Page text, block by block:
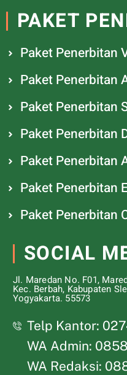
PAKET
Paket Penerbitan
Paket Penerbitan
Paket Penerbitan
Paket Penerbitan
Paket Penerbitan
Paket Penerbitan
Paket Penerbitan
SOCIAL
Jl. Maredan No. F01,
Kec. Berbah, Kabupaten
Yogyakarta. 55573
Telp Kantor:
WA Admin:
WA Redaksi: